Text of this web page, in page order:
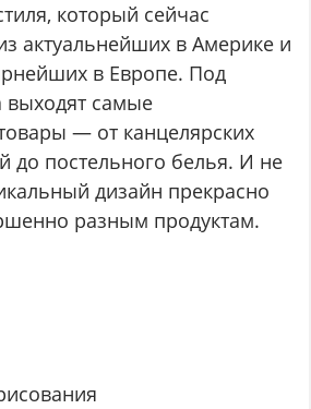
который сейчас
актуальнейших в Америке и
в Европе. Под
выходят самые
— от канцелярских
до постельного белья. И не
дизайн прекрасно
разным продуктам.